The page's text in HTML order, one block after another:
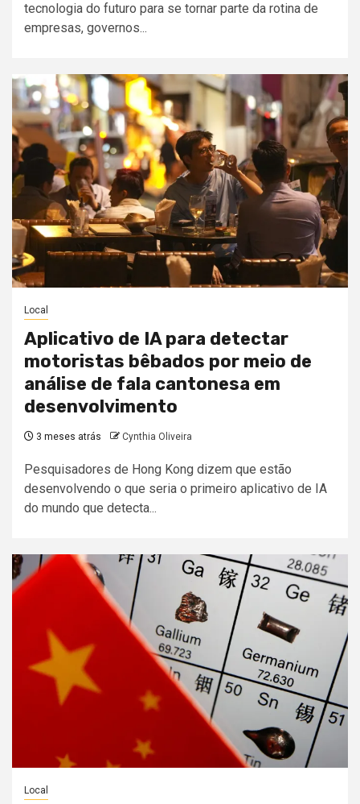
tecnologia do futuro para se tornar parte da rotina de
empresas, governos...
Local
Aplicativo de IA para detectar
motoristas bêbados por meio de
análise de fala cantonesa em
desenvolvimento
3 meses atrás Cynthia Oliveira
Pesquisadores de Hong Kong dizem que estão
desenvolvendo o que seria o primeiro aplicativo de IA
do mundo que detecta...
Local